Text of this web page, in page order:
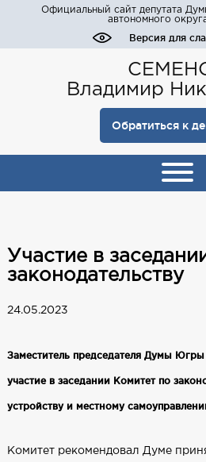
Официальный сайт депутата
автономного
Версия для
Владимир
Обратиться к
Участие в
законодательству
24.05.2023
Заместитель председателя Думы
участие в заседании Комитет по
устройству и местному
Комитет рекомендовал Думе